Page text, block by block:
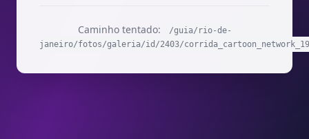
Caminho tentado:
/guia/rio-de-
janeiro/fotos/galeria/id/2403/